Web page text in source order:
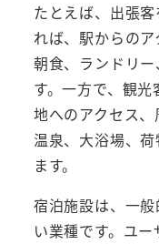
たとえば、出張
れば、駅からのア
朝食、ランドリ
す。一方で、観
地へのアクセス、
温泉、大浴場、
ます。
宿泊施設は、一
い業種です。ユ